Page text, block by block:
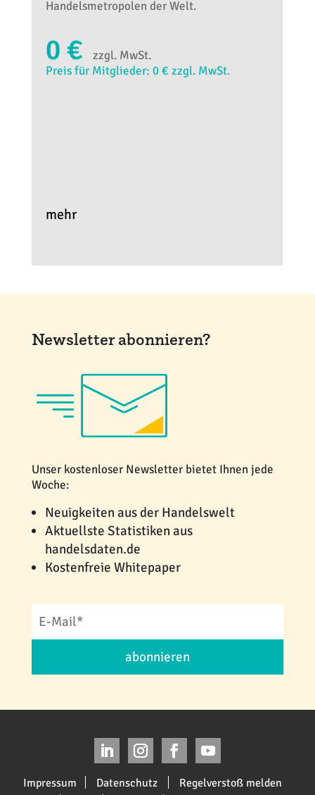
Handelsmetropolen der Welt.
0 €
zzgl. MwSt.
Preis für Mitglieder: 0 € zzgl. MwSt.
mehr
Newsletter abonnieren?
Unser kostenloser Newsletter bietet Ihnen jede
Woche:
Neuigkeiten aus der Handelswelt
Aktuellste Statistiken aus
handelsdaten.de
Kostenfreie Whitepaper
abonnieren
Impressum Datenschutz
Regelverstoß melden